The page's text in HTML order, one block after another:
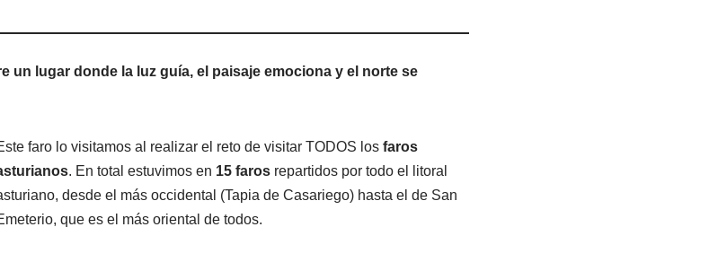
un lugar donde la luz guía, el paisaje emociona y el norte se
faro lo visitamos al realizar el reto de visitar TODOS losfaros
. En total estuvimos en 15 faros repartidos por todo el litoral
desde el más occidental (Tapia de Casariego) hasta el de San
que es el más oriental de todos.